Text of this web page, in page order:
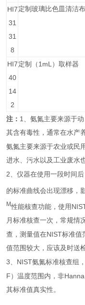
HI7
31
31
8
定制玻璃比色皿清洁布
HI7
40
14
2
定制（ 1mL ）取样器
注： 1
、氨氮主要来源于
其含有毒性，通常在水产
氨氮主要来源于农业或民
进水、污水以及工业废水
2 、仪器在使用一段时间
的标准曲线会出现漂移，
M性能核查功能，使用
月标准核查一次，常规情
查，测量值在NIST标准值
值范围较大，应该及时送检
3 NIST氨氮标准核查组
F ）温度范围内，非
其标准值真实性。